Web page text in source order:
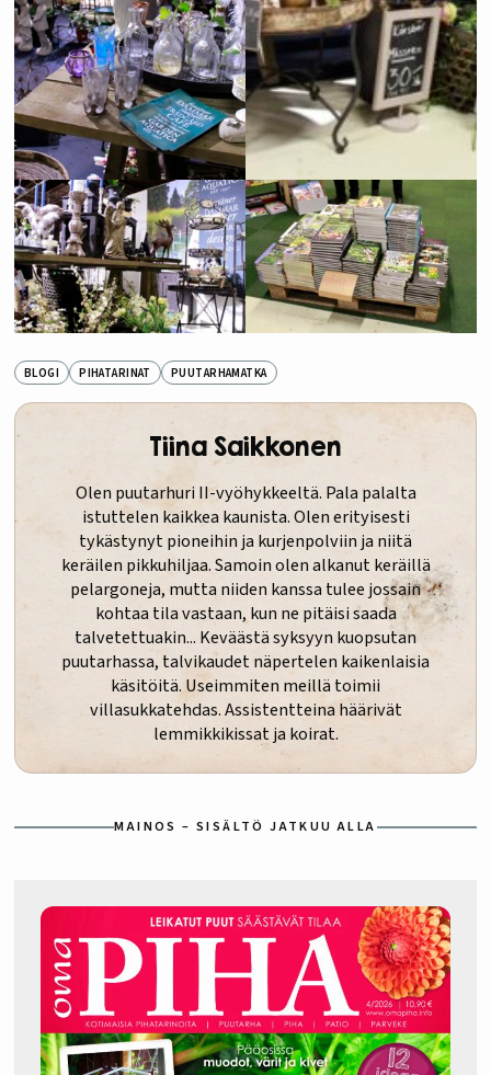
BLOGI PIHATARINAT PUUTARHAMATKA
Tiina Saikkonen
Olen puutarhuri II-vyöhykkeeltä. Pala palalta
istuttelen kaikkea kaunista. Olen erityisesti
tykästynyt pioneihin ja kurjenpolviin ja niitä
keräilen pikkuhiljaa. Samoin olen alkanut keräillä
pelargoneja, mutta niiden kanssa tulee jossain
kohtaa tila vastaan, kun ne pitäisi saada
talvetettuakin... Keväästä syksyyn kuopsutan
puutarhassa, talvikaudet näpertelen kaikenlaisia
käsitöitä. Useimmiten meillä toimii
villasukkatehdas. Assistentteina häärivät
lemmikkikissat ja koirat.
MAINOS – SISÄLTÖ JATKUU ALLA